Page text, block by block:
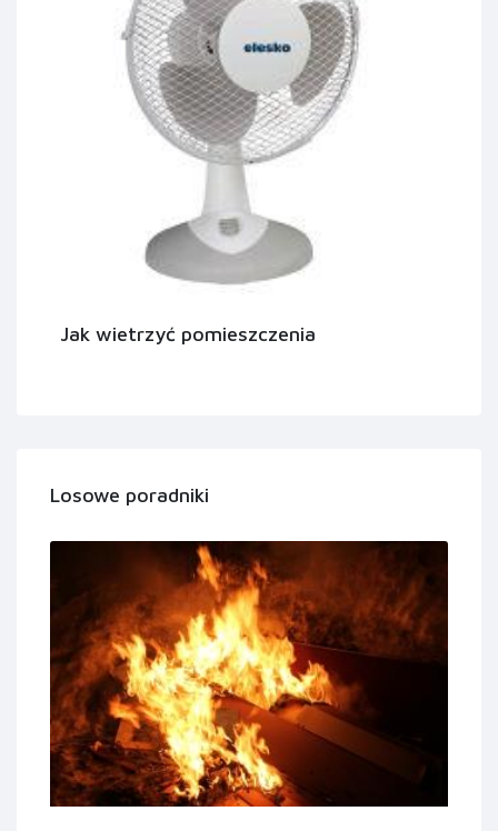
Jak wietrzyć pomieszczenia
Losowe poradniki